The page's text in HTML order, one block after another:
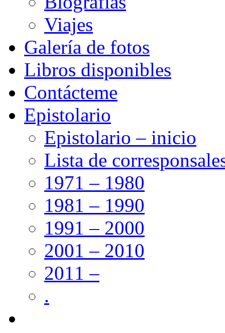
Viajes
Galería de fotos
Libros disponibles
Contácteme
Epistolario
Epistolario – inicio
Lista de
1971 – 1980
1981 – 1990
1991 – 2000
2001 – 2010
2011 –
.